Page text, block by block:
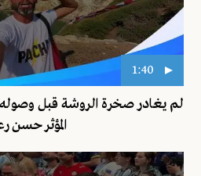
1:40
لم يغادر صخرة الروشة قبل وصوله
المؤثر حسن